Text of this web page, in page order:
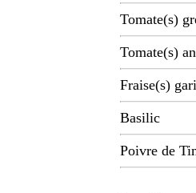
Tomate(s)
Tomate(s)
Fraise(s)
Basilic
Poivre de